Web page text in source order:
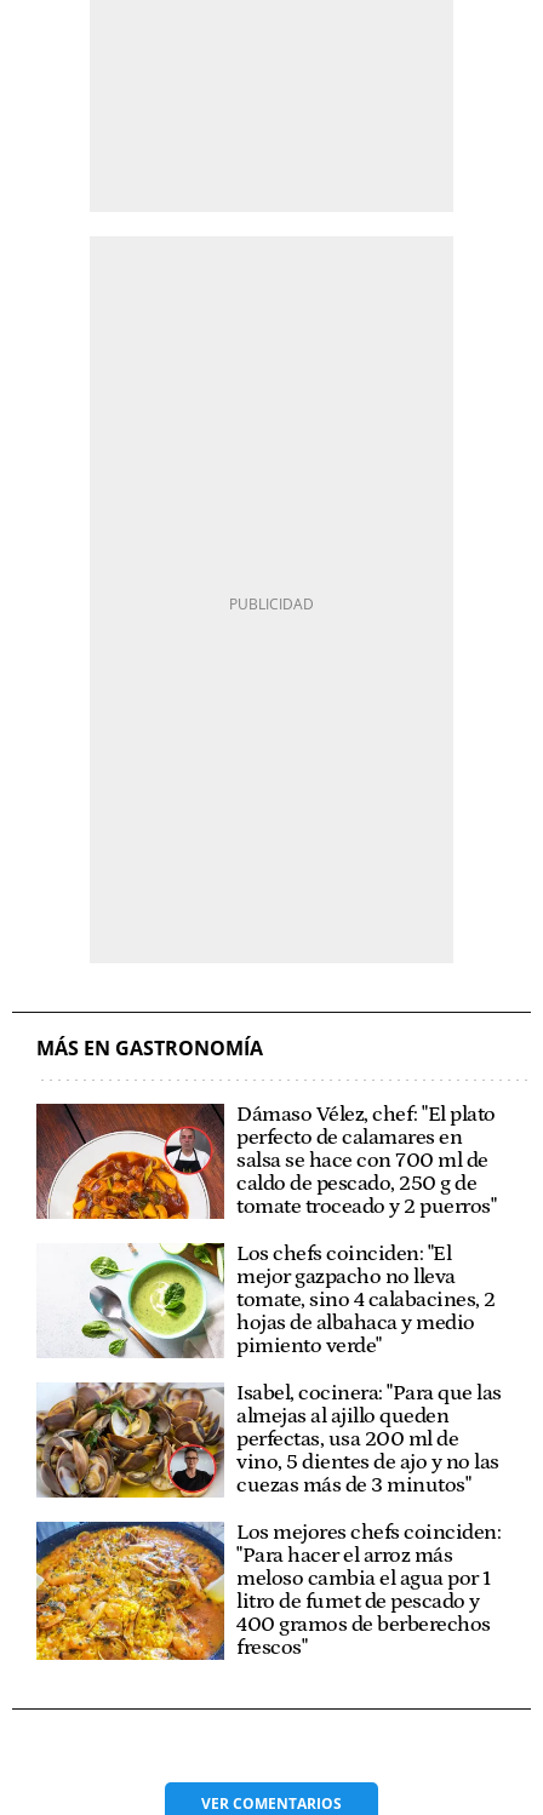
MÁS EN GASTRONOMÍA
Dámaso Vélez, chef: "El plato
perfecto de calamares en
salsa se hace con 700 ml de
caldo de pescado, 250 g de
tomate troceado y 2 puerros"
Los chefs coinciden: "El
mejor gazpacho no lleva
tomate, sino 4 calabacines, 2
hojas de albahaca y medio
pimiento verde"
Isabel, cocinera: "Para que las
almejas al ajillo queden
perfectas, usa 200 ml de
vino, 5 dientes de ajo y no las
cuezas más de 3 minutos"
Los mejores chefs coinciden:
"Para hacer el arroz más
meloso cambia el agua por 1
litro de fumet de pescado y
400 gramos de berberechos
frescos"
VERCOMENTARIOS